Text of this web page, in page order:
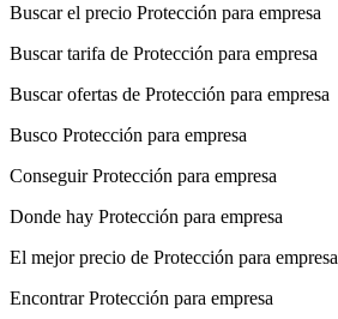
Buscar el precio Protección para empresa
Buscar tarifa de Protección para empresa
Buscar ofertas de Protección para empresa
Busco Protección para empresa
Conseguir Protección para empresa
Donde hay Protección para empresa
El mejor precio de Protección para empresa
Encontrar Protección para empresa